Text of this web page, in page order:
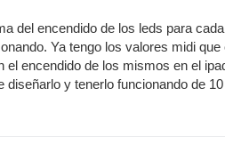
del encendido de los leds para
Ya tengo los valores midi
encendido de los mismos en el
y tenerlo funcionando de